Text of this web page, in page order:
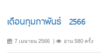
เดือนกุมภาพันธ์ 2566
7 เมษายน 2566 อ่าน 580 ครั้ง